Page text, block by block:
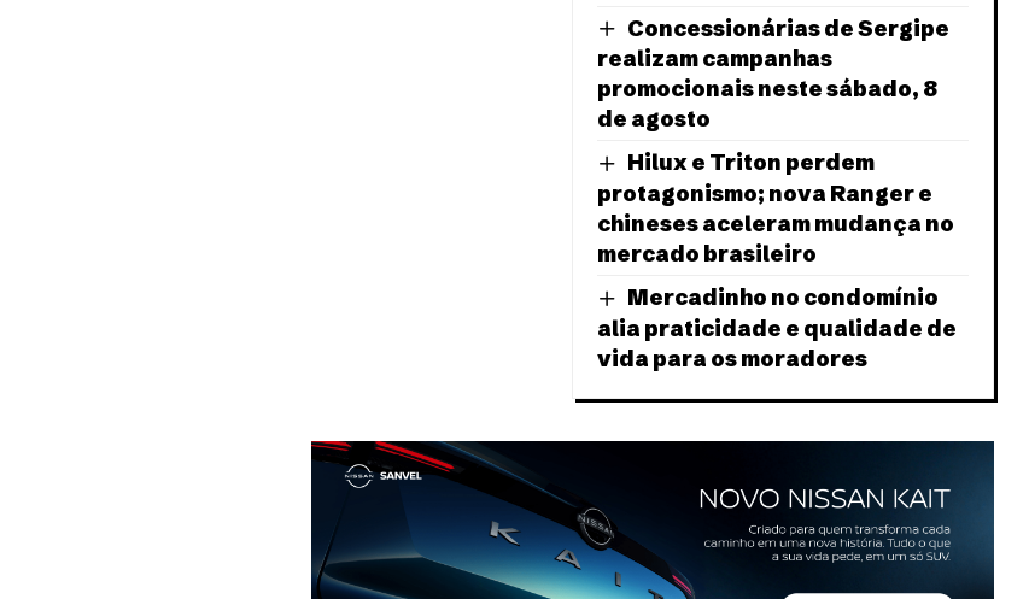
Concessionárias de Sergipe
realizam campanhas
promocionais neste sábado, 8
de agosto
Hilux e Triton perdem
protagonismo; nova Ranger e
chineses aceleram mudança no
mercado brasileiro
Mercadinho no condomínio
alia praticidade e qualidade de
vida para os moradores